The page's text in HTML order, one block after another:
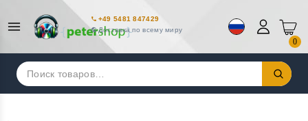
+49 5481 847429
Доставка по всему миру
0
Искать: